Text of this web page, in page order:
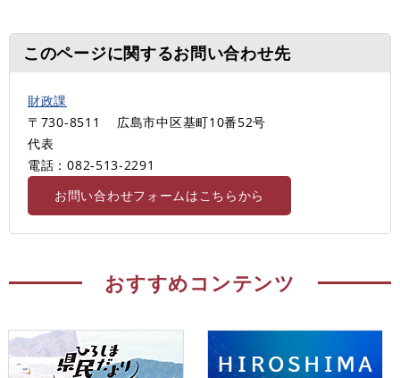
このページに関するお問い合わせ先
財政課
〒730-8511
広島市中区基町10番52号
代表
電話：082-513‐2291
お問い合わせフォームはこちらから
おすすめコンテンツ